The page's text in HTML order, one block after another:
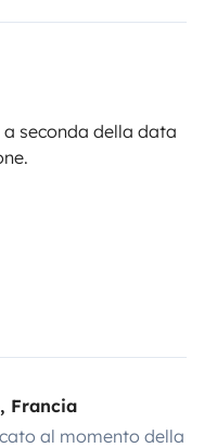
seconda della data
Francia
al momento della